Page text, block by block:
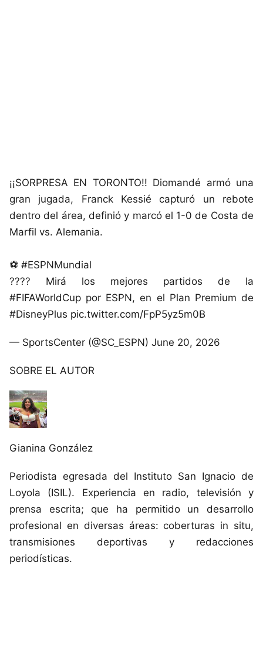
¡¡SORPRESA EN TORONTO!! Diomandé armó una
gran jugada, Franck Kessié capturó un rebote
dentro del área, definió y marcó el 1-0 de Costa de
Marfil vs. Alemania.
⚽ #ESPNMundial
???? Mirá los mejores partidos de la
#FIFAWorldCup por ESPN, en el Plan Premium de
#DisneyPlus pic.twitter.com/FpP5yz5m0B
— SportsCenter (@SC_ESPN) June 20, 2026
SOBRE EL AUTOR
Gianina González
Periodista egresada del Instituto San Ignacio de
Loyola (ISIL). Experiencia en radio, televisión y
prensa escrita; que ha permitido un desarrollo
profesional en diversas áreas: coberturas in situ,
transmisiones deportivas y redacciones
periodísticas.